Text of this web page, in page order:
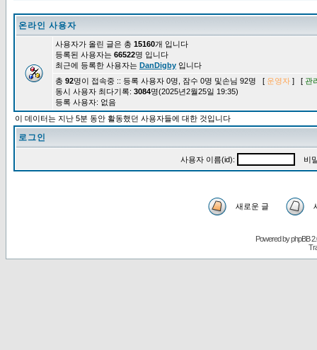
온라인 사용자
사용자가 올린 글은 총 15160개 입니다
등록된 사용자는 66522명 입니다
최근에 등록한 사용자는 DanDigby 입니다
총 92명이 접속중 :: 등록 사용자 0명, 잠수 0명 및손님 92명 [ 운영자 ] [ 관
동시 사용자 최다기록: 3084명(2025년2월25일 19:35)
등록 사용자: 없음
이 데이터는 지난 5분 동안 활동했던 사용자들에 대한 것입니다
로그인
사용자 이름(id): 비
새로운 글
Powered byphpBB